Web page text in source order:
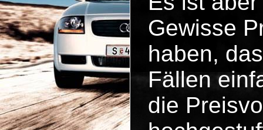
Gewisse
haben,
Fällen
die